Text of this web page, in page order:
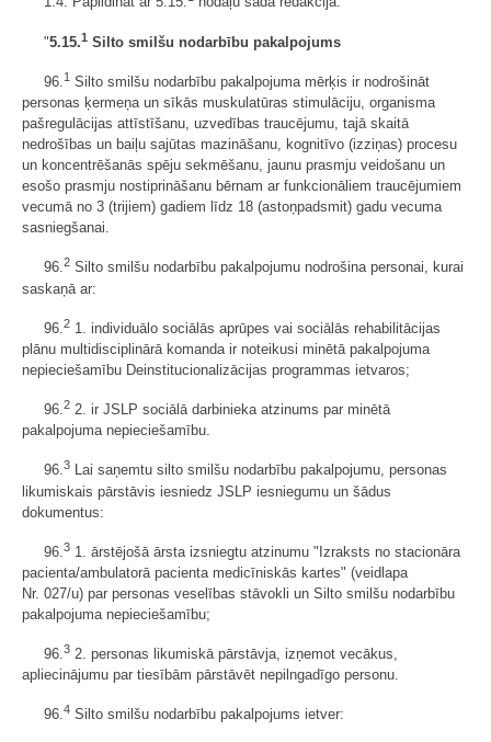
"5.15.1 Silto smilšu nodarbību pakalpojums
96.1 Silto smilšu nodarbību pakalpojuma mērķis ir nodrošināt
personas ķermeņa un sīkās muskulatūras stimulāciju, organisma
pašregulācijas attīstīšanu, uzvedības traucējumu, tajā skaitā
nedrošības un baiļu sajūtas mazināšanu, kognitīvo (izziņas) procesu
un koncentrēšanās spēju sekmēšanu, jaunu prasmju veidošanu un
esošo prasmju nostiprināšanu bērnam ar funkcionāliem traucējumiem
vecumā no 3 (trijiem) gadiem līdz 18 (astoņpadsmit) gadu vecuma
sasniegšanai.
96.2 Silto smilšu nodarbību pakalpojumu nodrošina personai, kurai
saskaņā ar:
96. 2 1. individuālo sociālās aprūpes vai sociālās rehabilitācijas
plānu multidisciplinārā komanda ir noteikusi minētā pakalpojuma
nepieciešamību Deinstitucionalizācijas programmas ietvaros;
96.2 2. ir JSLP sociālā darbinieka atzinums par minētā
pakalpojuma nepieciešamību.
96.3 Lai saņemtu silto smilšu nodarbību pakalpojumu, personas
likumiskais pārstāvis iesniedz JSLP iesniegumu un šādus
dokumentus:
96. 3 1. ārstējošā ārsta izsniegtu atzinumu "Izraksts no stacionāra
pacienta/ambulatorā pacienta medicīniskās kartes" (veidlapa
Nr. 027/u) par personas veselības stāvokli un Silto smilšu nodarbību
pakalpojuma nepieciešamību;
96.3 2. personas likumiskā pārstāvja, izņemot vecākus,
apliecinājumu par tiesībām pārstāvēt nepilngadīgo personu.
96.4 Silto smilšu nodarbību pakalpojums ietver: